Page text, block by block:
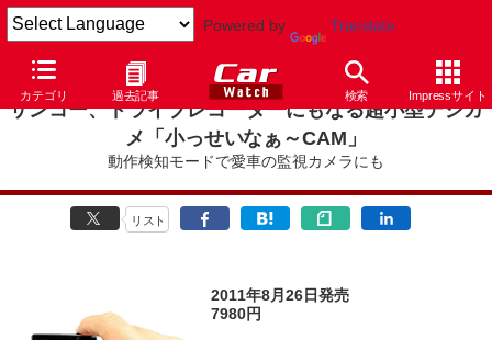
Powered by Translate
カテゴリ 過去記事 検索 Impressサイト
サンコー、ドライブレコーダーにもなる超小型デジカ
メ「小っせいなぁ～CAM」
動作検知モードで愛車の監視カメラにも
リスト
2011年8月26日発売
7980円